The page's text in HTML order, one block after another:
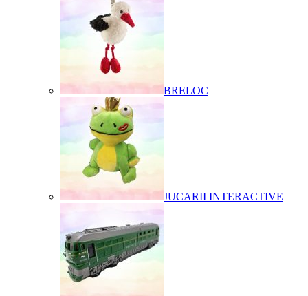
BRELOC
JUCARII INTERACTIVE